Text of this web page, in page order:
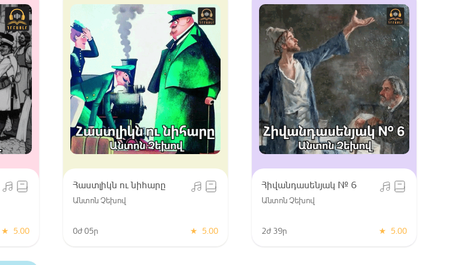
★ 5.00
Հաստլիկն ու նիհարը
Անտոն Չեխով
0ժ 05ր ★ 5.00
Հիվանդասենյակ № 6
Անտոն Չեխով
2ժ 39ր ★ 5.00